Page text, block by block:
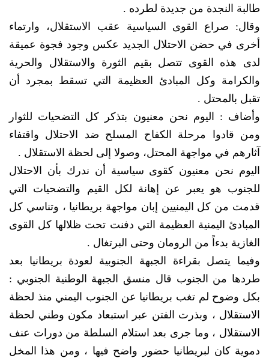
طالبة النجدة من جديدة لطرده .
وقال: صراع القوى السياسية عقب الاستقلال، وارتماء
أخرى في حضن الاحتلال الجديد عكس وجود فجوة عميقة
لدى هذه القوى تتصل بقيم الثورة والاستقلال والحرية
والكرامة وكل المبادئ العظيمة التي تسقط بمجرد أن
تقبل بالمحتل .
وأضاف : اليوم نحن معنيون بتذكر كل التضحيات للثوار
ومن قادوا مرحلة الكفاح المسلح ضد الاحتلال واقتفاء
آثارهم في مواجهة المحتل، وصولا إلى لحظة الاستقلال .
اليوم نحن معنيون كقوى سياسية أن ندرك بأن الاحتلال
للجنوب هو يعبر عن إهانة لكل القيم والتضحيات التي
قدمت من كل اليمنيين إبان مواجهة بريطانيا ، وتناسي كل
المبادئ اليمنية العظيمة التي دفنت تحت ظلالها كل القوى
الغازية بدءاً من الرومان وحتى البرتغال .
وفيما يتصل بقراءة الجبهة الجنوبية لعودة بريطانيا بعد
طردها من الجنوب قال منسق الجبهة الوطنية الجنوبي :
بكل وضوح لم تغب بريطانيا عن الجنوب اليمني منذ لحظة
الاستقلال ، وبذرت الفتن عبر استبعاد مكون وطني لحظة
الاستقلال ، وما جرى بعد استلام السلطة من دورات عنف
دموية كان لبريطانيا حضور واضح فيها ، ومن هذا المخل